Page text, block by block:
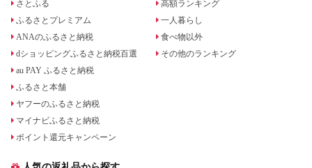
さとふる
ふるさとプレミアム
ANAのふるさと納税
dショッピングふるさと納税百選
au PAY ふるさと納税
ふるさと本舗
ヤフーのふるさと納税
マイナビふるさと納税
ポイント還元キャンペーン
高額ランキング
一人暮らし
食べ物以外
その他のランキング